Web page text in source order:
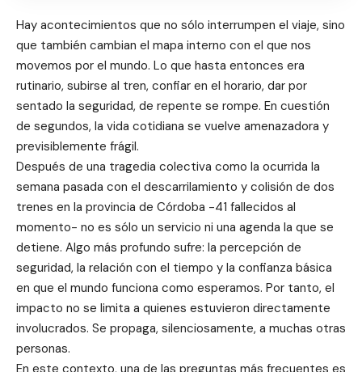
Hay acontecimientos que no sólo interrumpen el viaje, sino
que también cambian el mapa interno con el que nos
movemos por el mundo. Lo que hasta entonces era
rutinario, subirse al tren, confiar en el horario, dar por
sentado la seguridad, de repente se rompe. En cuestión
de segundos, la vida cotidiana se vuelve amenazadora y
previsiblemente frágil.
Después de una tragedia colectiva como la ocurrida la
semana pasada con el descarrilamiento y colisión de dos
trenes en la provincia de Córdoba -41 fallecidos al
momento- no es sólo un servicio ni una agenda la que se
detiene. Algo más profundo sufre: la percepción de
seguridad, la relación con el tiempo y la confianza básica
en que el mundo funciona como esperamos. Por tanto, el
impacto no se limita a quienes estuvieron directamente
involucrados. Se propaga, silenciosamente, a muchas otras
personas.
En este contexto, una de las preguntas más frecuentes es